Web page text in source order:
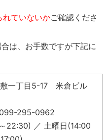
れていないかご確認くださ
は、お手数ですが下記に
一丁目5-17 米倉ビル
295-0962
22:30) ／ 土曜日(14:00